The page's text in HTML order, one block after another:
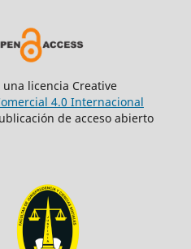
licencia Creative
4.0 Internacional
de acceso abierto